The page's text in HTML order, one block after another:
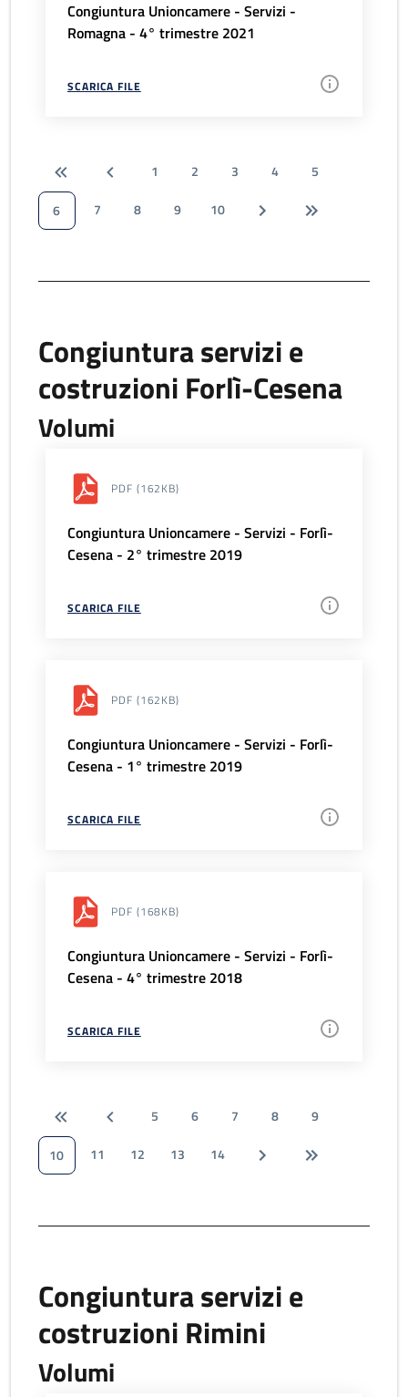
Congiuntura Unioncamere - Servizi -
Romagna - 4° trimestre 2021
SCARICA FILE
1 2 3 4
5
6
7 8 9 10
Congiuntura servizi e
costruzioni Forlì-Cesena
Volumi
PDF (162KB)
Congiuntura Unioncamere - Servizi - Forlì-
Cesena - 2° trimestre 2019
SCARICA FILE
PDF (162KB)
Congiuntura Unioncamere - Servizi - Forlì-
Cesena - 1° trimestre 2019
SCARICA FILE
PDF (168KB)
Congiuntura Unioncamere - Servizi - Forlì-
Cesena - 4° trimestre 2018
SCARICA FILE
5 6 7 8
9
10
11 12 13 14
Congiuntura servizi e
costruzioni Rimini
Volumi